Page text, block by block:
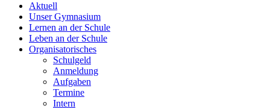
Aktuell
Unser Gymnasium
Lernen an der Schule
Leben an der Schule
Organisatorisches
Schulgeld
Anmeldung
Aufgaben
Termine
Intern